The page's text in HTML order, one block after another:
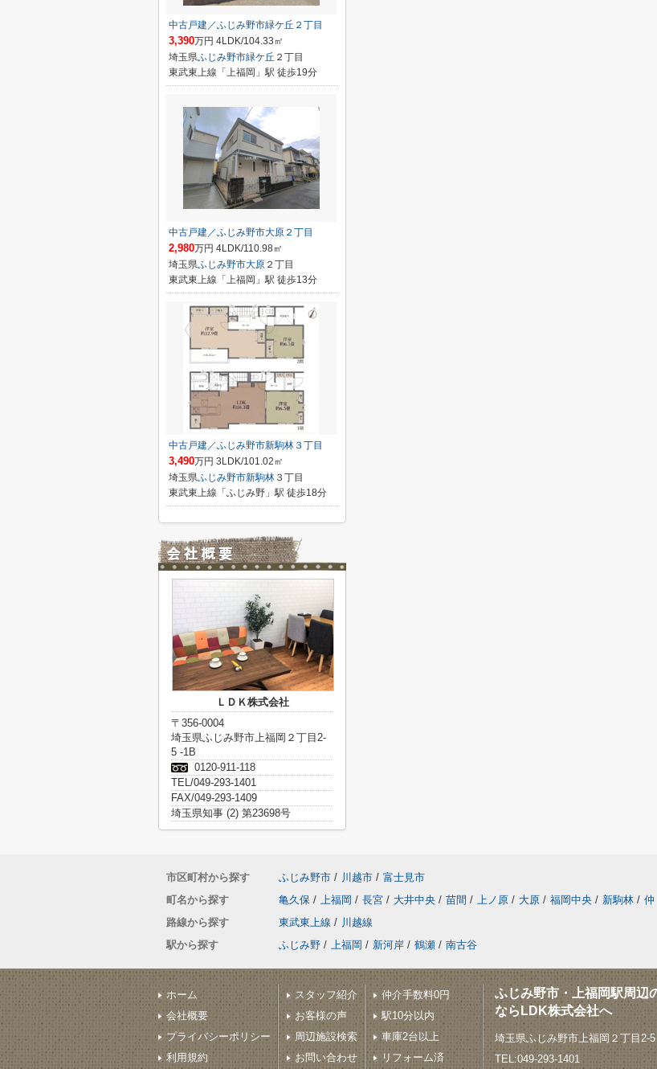
中古戸建／ふじみ野市緑ケ丘２丁目
3,390万円 4LDK/104.33㎡
埼玉県ふじみ野市緑ケ丘 ２丁目
東武東上線「上福岡」駅 徒歩19分
中古戸建／ふじみ野市大原２丁目
2,980万円 4LDK/110.98㎡
埼玉県ふじみ野市大原 ２丁目
東武東上線「上福岡」駅 徒歩13分
中古戸建／ふじみ野市新駒林３丁目
3,490万円 3LDK/101.02㎡
埼玉県ふじみ野市新駒林 ３丁目
東武東上線「ふじみ野」駅 徒歩18分
ＬＤＫ株式会社
〒356-0004
埼玉県ふじみ野市上福岡２丁目2-
5 -1B
0120-911-118
TEL/049-293-1401
FAX/049-293-1409
埼玉県知事 (2) 第23698号
市区町村から探す ふじみ野市 / 川越市 / 富士見市
町名から探す
亀久保 / 上福岡 / 長宮 / 大井中央 / 苗間 / 上ノ原 / 大原 / 福岡中央 / 新駒林 / 仲
路線から探す
東武東上線 / 川越線
駅から探す
ふじみ野 / 上福岡 / 新河岸 / 鶴瀬 / 南古谷
ホーム
会社概要
プライバシーポリシー
利用規約
スタッフ紹介
お客様の声
周辺施設検索
お問い合わせ
仲介手数料0円
駅10分以内
車庫2台以上
リフォーム済
ふじみ野市・上福岡駅周辺
ならLDK株式会社へ
埼玉県ふじみ野市上福岡２丁目2-5
TEL:049-293-1401